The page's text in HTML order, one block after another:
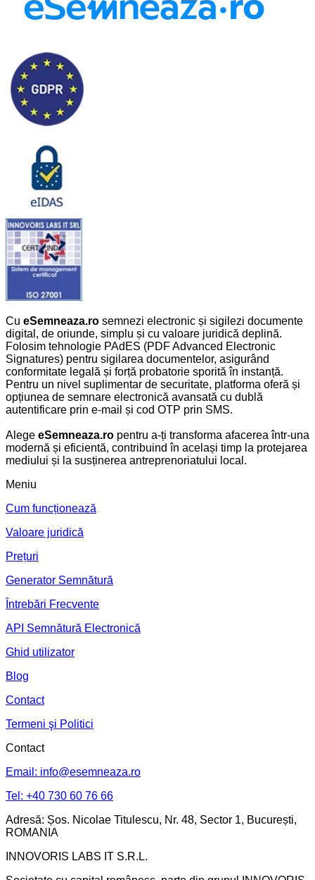
Cu eSemneaza.ro semnezi electronic și sigilezi documente
digital, de oriunde, simplu și cu valoare juridică deplină.
Folosim tehnologie PAdES (PDF Advanced Electronic
Signatures) pentru sigilarea documentelor, asigurând
conformitate legală și forță probatorie sporită în instanță.
Pentru un nivel suplimentar de securitate, platforma oferă și
opțiunea de semnare electronică avansată cu dublă
autentificare prin e-mail și cod OTP prin SMS.
Alege eSemneaza.ro pentru a-ți transforma afacerea într-una
modernă și eficientă, contribuind în același timp la protejarea
mediului și la susținerea antreprenoriatului local.
Meniu
Cum funcționează
Valoare juridică
Prețuri
Generator Semnătură
Întrebări Frecvente
API Semnătură Electronică
Ghid utilizator
Blog
Contact
Termeni şi Politici
Contact
Email: info@esemneaza.ro
Tel: +40 730 60 76 66
Adresă: Șos. Nicolae Titulescu, Nr. 48, Sector 1, București,
ROMANIA
INNOVORIS LABS IT S.R.L.